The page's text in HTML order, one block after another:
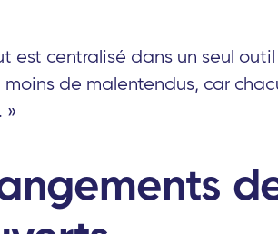
est centralisé dans un seul
moins de malentendus, car
»